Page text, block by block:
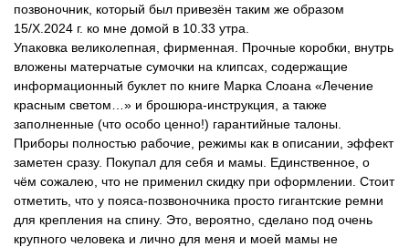
позвоночник, который был привезён таким же образом
15/X.2024 г. ко мне домой в 10.33 утра.
Упаковка великолепная, фирменная. Прочные коробки, внутрь
вложены матерчатые сумочки на клипсах, содержащие
информационный буклет по книге Марка Слоана «Лечение
красным светом…» и брошюра-инструкция, а также
заполненные (что особо ценно!) гарантийные талоны.
Приборы полностью рабочие, режимы как в описании, эффект
заметен сразу. Покупал для себя и мамы. Единственное, о
чём сожалею, что не применил скидку при оформлении. Стоит
отметить, что у пояса-позвоночника просто гигантские ремни
для крепления на спину. Это, вероятно, сделано под очень
крупного человека и лично для меня и моей мамы не